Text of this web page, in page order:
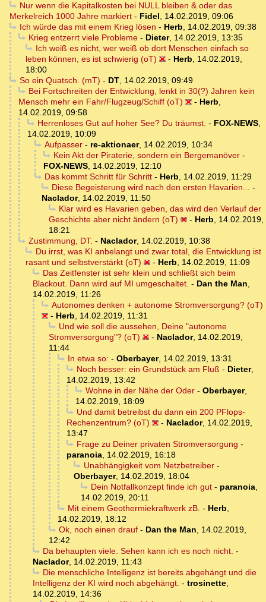
Nur wenn die Kapitalkosten bei NULL bleiben & oder das
Merkelreich 1000 Jahre markiert - Fidel, 14.02.2019, 09:06
Ich würde das mit einem Krieg lösen - Herb, 14.02.2019, 09:38
Krieg entzerrt viele Probleme- Dieter, 14.02.2019, 13:35
Ich weiß es nicht, wer weiß ob dort Menschen einfach so
leben können, es ist schwierig (oT)
- Herb, 14.02.2019,
18:00
So ein Quatsch. (mT) - DT, 14.02.2019, 09:49
Bei Fortschreiten der Entwicklung, lenkt in 30(?) Jahren kein
Mensch mehr ein Fahr/Flugzeug/Schiff (oT)
- Herb,
14.02.2019, 09:58
Herrenloses Gut auf hoher See? Du träumst. - FOX-NEWS,
14.02.2019, 10:09
Aufpasser- re-aktionaer, 14.02.2019, 10:34
Kein Akt der Piraterie, sondern ein Bergemanöver-
FOX-NEWS, 14.02.2019, 12:10
Das kommt Schritt für Schritt- Herb, 14.02.2019, 11:29
Diese Begeisterung wird nach den ersten Havarien... -
Naclador, 14.02.2019, 11:50
Klar wird es Havarien geben, das wird den Verlauf der
Geschichte aber nicht ändern (oT)
- Herb, 14.02.2019,
18:21
Zustimmung, DT. - Naclador, 14.02.2019, 10:38
Du irrst, was KI anbelangt und zwar total, die Entwicklung ist
rasant und selbstverstärkt (oT)
- Herb, 14.02.2019, 11:09
Das Zeitfenster ist sehr klein und schließt sich beim
Blackout. Dann wird auf MI umgeschaltet. - Dan the Man,
14.02.2019, 11:26
Autonomes denken + autonome Stromversorgung? (oT)
- Herb, 14.02.2019, 11:31
Und wie soll die aussehen, Deine "autonome
Stromversorgung"? (oT)
- Naclador, 14.02.2019,
11:44
In etwa so: - Oberbayer, 14.02.2019, 13:31
Noch besser: ein Grundstück am Fluß - Dieter,
14.02.2019, 13:42
Wohne in der Nähe der Oder- Oberbayer,
14.02.2019, 18:09
Und damit betreibst du dann ein 200 PFlops-
Rechenzentrum? (oT)
- Naclador, 14.02.2019,
13:47
Frage zu Deiner privaten Stromversorgung -
paranoia, 14.02.2019, 16:18
Unabhängigkeit vom Netzbetreiber-
Oberbayer, 14.02.2019, 18:04
Dein Notfallkonzept finde ich gut- paranoia,
14.02.2019, 20:11
Mit einem Geothermiekraftwerk zB. - Herb,
14.02.2019, 18:12
Ok, noch einen drauf- Dan the Man, 14.02.2019,
12:42
Da behaupten viele. Sehen kann ich es noch nicht. -
Naclador, 14.02.2019, 11:43
Die menschliche Intelligenz ist bereits abgehängt und die
Intelligenz der KI wird noch abgehängt. - trosinette,
14.02.2019, 14:36